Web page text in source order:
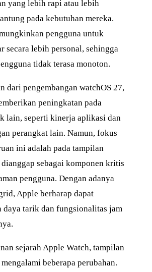
yang lebih rapi atau lebih
pada kebutuhan mereka.
pengguna untuk
secara lebih personal, sehingga
tidak terasa monoton.
dari pengembangan watchOS 27,
peningkatan pada
lain, seperti kinerja aplikasi dan
perangkat lain. Namun, fokus
ini adalah pada tampilan
sebagai komponen kritis
pengguna. Dengan adanya
Apple berharap dapat
daya tarik dan fungsionalitas jam
sejarah Apple Watch, tampilan
beberapa perubahan.